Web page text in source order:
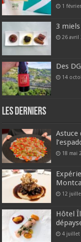
1
3
26 avril
Des
14
Les derniers
Astuce
18 mai
12
Hôtel
4 juillet